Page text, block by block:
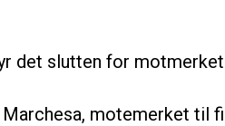
det slutten for
motemerket til